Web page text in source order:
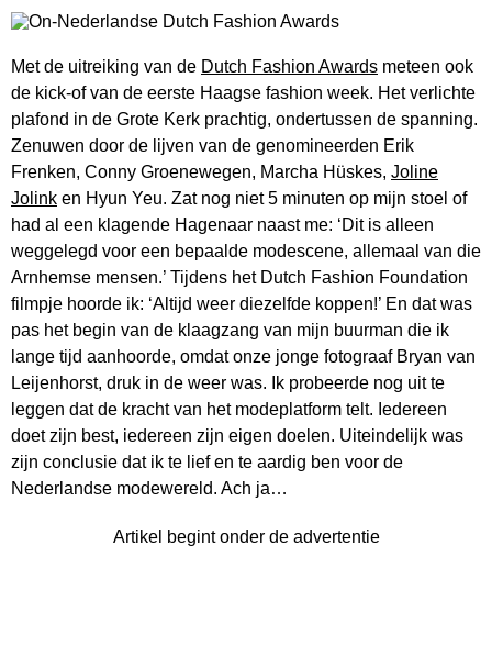
Met de uitreiking van de Dutch Fashion Awards meteen ook
de kick-of van de eerste Haagse fashion week. Het verlichte
plafond in de Grote Kerk prachtig, ondertussen de spanning.
Zenuwen door de lijven van de genomineerden Erik
Frenken, Conny Groenewegen, Marcha Hüskes, Joline
Jolink en Hyun Yeu. Zat nog niet 5 minuten op mijn stoel of
had al een klagende Hagenaar naast me: ‘Dit is alleen
weggelegd voor een bepaalde modescene, allemaal van die
Arnhemse mensen.’ Tijdens het Dutch Fashion Foundation
filmpje hoorde ik: ‘Altijd weer diezelfde koppen!’ En dat was
pas het begin van de klaagzang van mijn buurman die ik
lange tijd aanhoorde, omdat onze jonge fotograaf Bryan van
Leijenhorst, druk in de weer was. Ik probeerde nog uit te
leggen dat de kracht van het modeplatform telt. Iedereen
doet zijn best, iedereen zijn eigen doelen. Uiteindelijk was
zijn conclusie dat ik te lief en te aardig ben voor de
Nederlandse modewereld. Ach ja…
Artikel begint onder de advertentie